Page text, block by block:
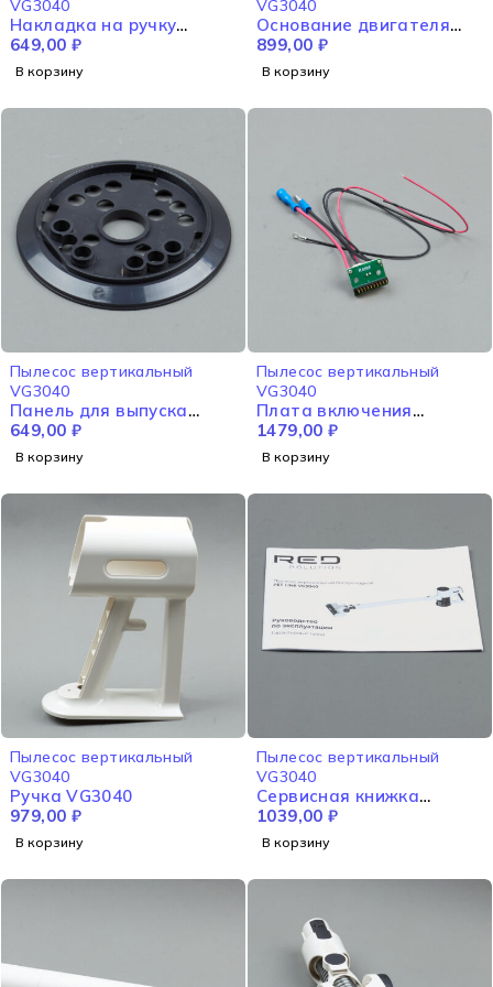
VG3040
Накладка на ручку
VG3040
649,00 ₽
В корзину
VG3040
Основание двигателя
VG3040
899,00 ₽
В корзину
Пылесос вертикальный
VG3040
Панель для выпуска
воздуха VG3040
649,00 ₽
В корзину
Пылесос вертикальный
VG3040
Плата включения
VG3040
1479,00 ₽
В корзину
Пылесос вертикальный
VG3040
Ручка VG3040
979,00 ₽
В корзину
Пылесос вертикальный
VG3040
Сервисная книжка
VG3040
1039,00 ₽
В корзину